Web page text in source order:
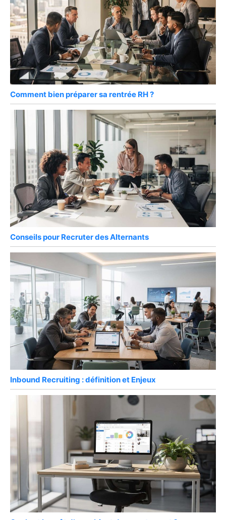
Comment bien préparer sa rentrée RH ?
Conseils pour Recruter des Alternants
Inbound Recruiting : définition et Enjeux